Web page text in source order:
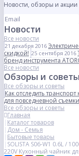
Новости, обзоры и акции
Новости
Все новости
21 декабря 2016
скидкой! 25 сентября 2016
бренд инструмента
Все новости
Обзоры и советы
Все обзоры и советы
Как отследить
для повседневной
Все обзоры и советы
Главная
Каталог товаров
Дом - Семья
Бытовые товары
SOLISTA S06-W1 0.6L /
220V Кухонный чайник